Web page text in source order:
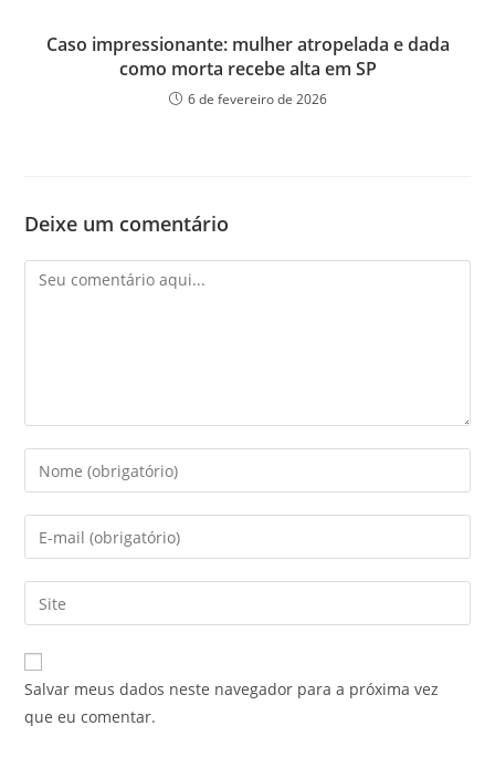
Caso impressionante: mulher atropelada e dada
como morta recebe alta em SP
6 de fevereiro de 2026
Deixe um comentário
Comentário
Digite
seu
nome
ou
de
usuário
para
comentar
Digite
seu
endereço
de
mail
para
comentar
Digite
o
URL
do
site
Salvar meus dados neste navegador para a próxima vez
que eu comentar.